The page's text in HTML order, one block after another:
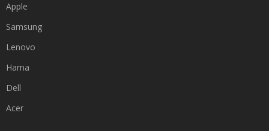
Apple
Samsung
Lenovo
Hama
Dell
Acer